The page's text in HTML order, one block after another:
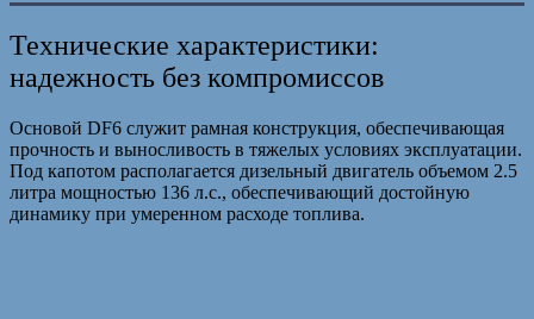
Технические характеристики:
надежность без компромиссов
Основой DF6 служит рамная конструкция, обеспечивающая
прочность и выносливость в тяжелых условиях эксплуатации.
Под капотом располагается дизельный двигатель объемом 2.5
литра мощностью 136 л.с., обеспечивающий достойную
динамику при умеренном расходе топлива.